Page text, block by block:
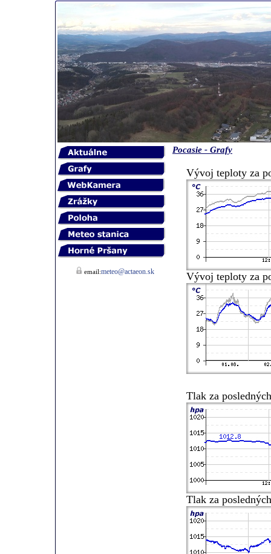
email:meteo@actaeon.sk
Pocasie - Grafy
Vývoj teploty za
Vývoj teploty za
Tlak za
Tlak za